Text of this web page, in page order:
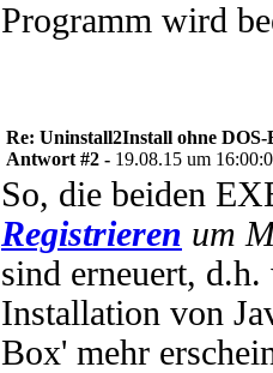
Programm wird
Re: Uninstall2Install ohne DOS-
Antwort #2 - 19.08.15 um
So, die beiden
Registrieren um
sind erneuert,
Installation von
Box' mehr